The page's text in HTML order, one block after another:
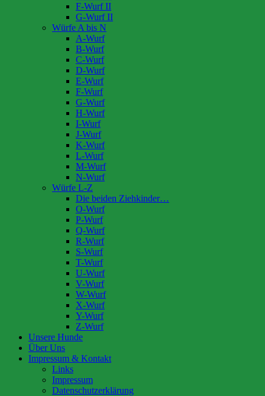
F-Wurf II
G-Wurf II
Würfe A bis N
A-Wurf
B-Wurf
C-Wurf
D-Wurf
E-Wurf
F-Wurf
G-Wurf
H-Wurf
I-Wurf
J-Wurf
K-Wurf
L-Wurf
M-Wurf
N-Wurf
Würfe L-Z
Die beiden Ziehkinder…
O-Wurf
P-Wurf
Q-Wurf
R-Wurf
S-Wurf
T-Wurf
U-Wurf
V-Wurf
W-Wurf
X-Wurf
Y-Wurf
Z-Wurf
Unsere Hunde
Über Uns
Impressum & Kontakt
Links
Impressum
Datenschutzerklärung